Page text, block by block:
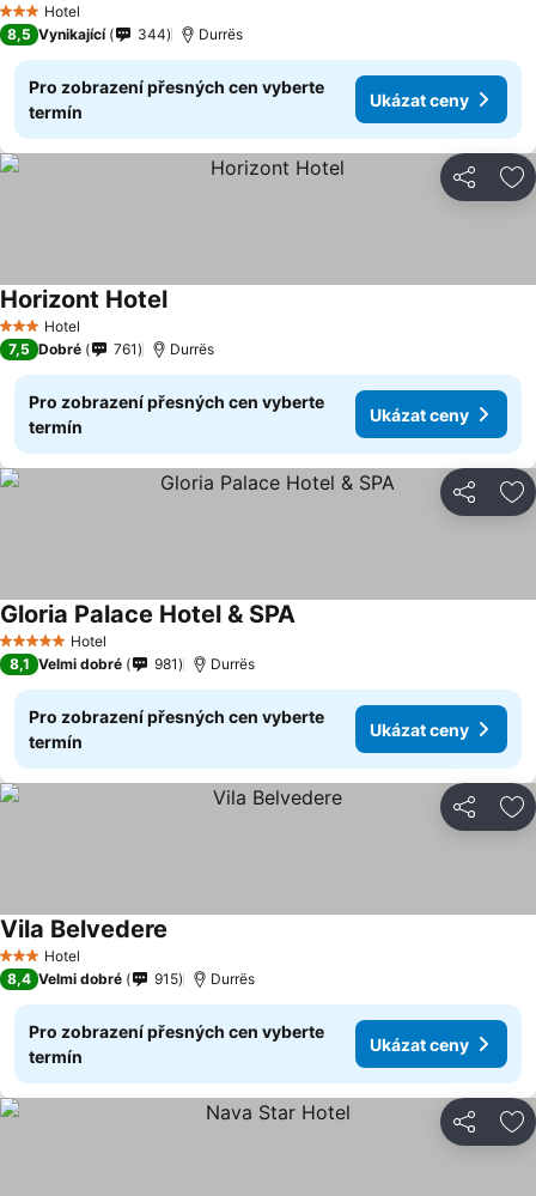
3 Počet hvězdiček
Hotel
8,5 Vynikající 344 Durrës
Pro zobrazení přesných cen vyberte
termín
Ukázat ceny
Sdílet
3 Počet hvězdiček
Hotel
Horizont Hotel
7,5 Dobré 761 Durrës
Pro zobrazení přesných cen vyberte
termín
Ukázat ceny
Sdílet
5 Počet hvězdiček
Hotel
Gloria Palace Hotel & SPA
8,1 Velmi dobré 981 Durrës
Pro zobrazení přesných cen vyberte
termín
Ukázat ceny
Sdílet
3 Počet hvězdiček
Hotel
Vila Belvedere
8,4 Velmi dobré 915 Durrës
Pro zobrazení přesných cen vyberte
termín
Ukázat ceny
Sdílet